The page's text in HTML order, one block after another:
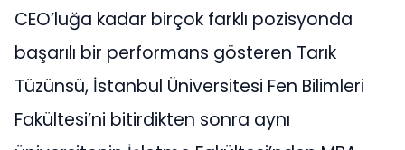
CEO’luğa kadar birçok farklı pozisyonda
başarılı bir performans gösteren Tarık
Tüzünsü, İstanbul Üniversitesi Fen Bilimleri
Fakültesi’ni bitirdikten sonra aynı